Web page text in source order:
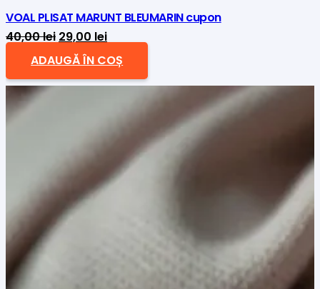
VOAL PLISAT MARUNT BLEUMARIN cupon
40,00lei Prețul
inițial
a
29,00 leiPrețul
curent
este:
29,00 lei.
ADAUGĂ ÎN COȘ